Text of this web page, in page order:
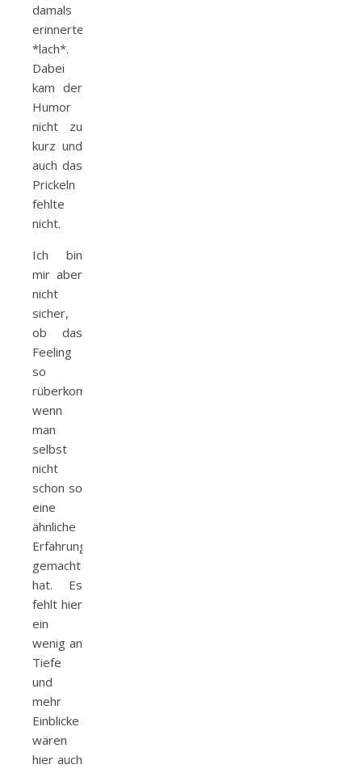
damals
erinnerte
*lach*.
Dabei
kam der
Humor
nicht zu
kurz und
auch das
Prickeln
fehlte
nicht.
Ich bin
mir aber
nicht
sicher,
ob das
Feeling
so
rüberkommt,
wenn
man
selbst
nicht
schon so
eine
ähnliche
Erfahrung
gemacht
hat. Es
fehlt hier
ein
wenig an
Tiefe
und
mehr
Einblicke
wären
hier auch